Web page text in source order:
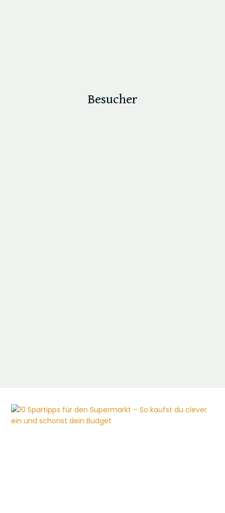
Besucher